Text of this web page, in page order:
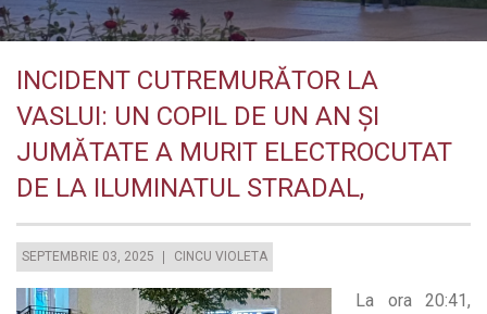
INCIDENT CUTREMURĂTOR LA
VASLUI: UN COPIL DE UN AN ȘI
JUMĂTATE A MURIT ELECTROCUTAT
DE LA ILUMINATUL STRADAL,
SEPTEMBRIE 03, 2025 CINCU VIOLETA
La ora 20:41,